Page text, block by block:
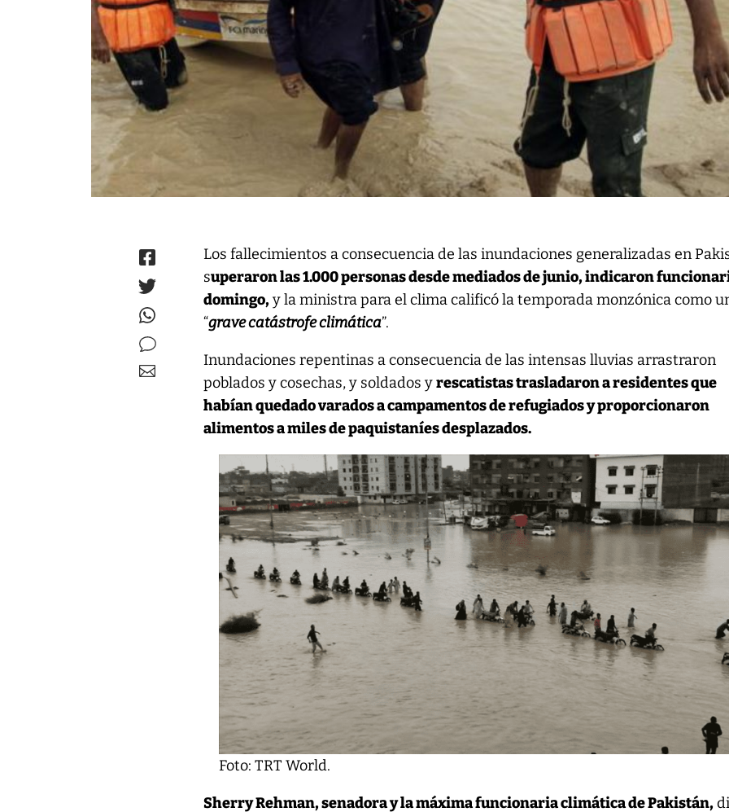
Los fallecimientos a consecuencia de las inundaciones generalizadas en
superaron las 1.000 personas desde mediados de junio, indicaron
domingo,y la ministra para el clima calificó la temporada monzónica como
“grave catástrofe climática”.
Inundaciones repentinas a consecuencia de las intensas lluvias arrastraron
poblados y cosechas, y soldados yrescatistas trasladaron a residentes que
habían quedado varados a campamentos de refugiados y proporcionaron
alimentos a miles de paquistaníes desplazados.
Foto: TRT World.
Sherry Rehman, senadora y la máxima funcionaria climática de Pakistán,